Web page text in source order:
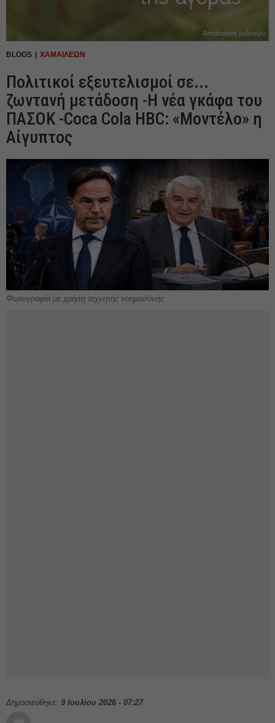
Αποποίηση ευθυνών
BLOGS ΧΑΜΑΙΛΕΩΝ
Πολιτικοί εξευτελισμοί σε...
ζωντανή μετάδοση -Η νέα γκάφα του
ΠΑΣΟΚ -Coca Cola HBC: «Μοντέλο» η
Αίγυπτος
Φωτογραφία με χρήση τεχνητής νοημοσύνης
Δημοσιεύθηκε: 9 Ιουλίου 2026 - 07:27